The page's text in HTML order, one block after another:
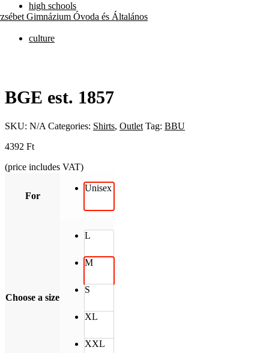
high schools
Gimnázium Óvoda és Általános
culture
BGE est. 1857
SKU: N/A Categories: Shirts, Outlet Tag: BBU
4392 Ft
(price includes VAT)
For
Unisex
Choose a size
L
M
S
XL
XXL